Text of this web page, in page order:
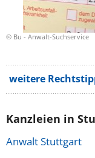
© Bu - Anwalt-Suchservice
weitere
Kanzleien in
Anwalt Stuttgart